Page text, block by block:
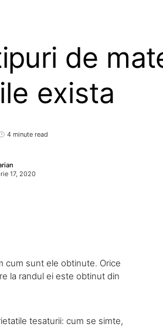
de
exista
4 minute read
17, 2020
cum sunt ele obtinute. Orice
la randul ei este obtinut din
tesaturii: cum se simte,